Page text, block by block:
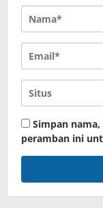
Simpan
peramban ini